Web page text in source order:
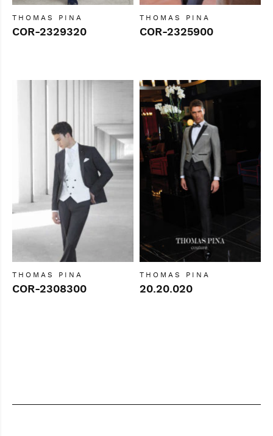
THOMAS PINA
COR-2329320
THOMAS PINA
COR-2325900
THOMAS PINA
COR-2308300
THOMAS PINA
20.20.020